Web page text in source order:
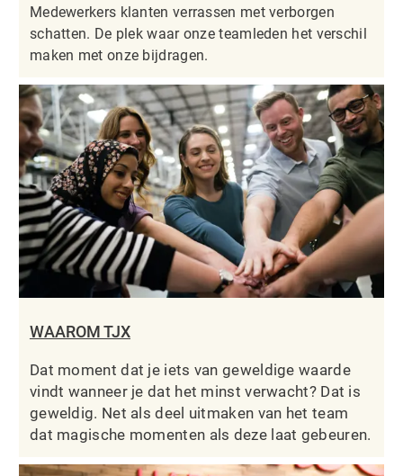
Medewerkers klanten verrassen met verborgen
schatten. De plek waar onze teamleden het verschil
maken met onze bijdragen.
WAAROM TJX
Dat moment dat je iets van geweldige waarde
vindt wanneer je dat het minst verwacht? Dat is
geweldig. Net als deel uitmaken van het team
dat magische momenten als deze laat gebeuren.